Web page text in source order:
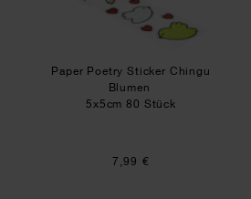
Paper Poetry Sticker Chingu
Blumen
5x5cm 80 Stück
7,99 €